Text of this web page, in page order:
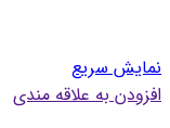
نمایش سریع
افزودن به علاقه مندی